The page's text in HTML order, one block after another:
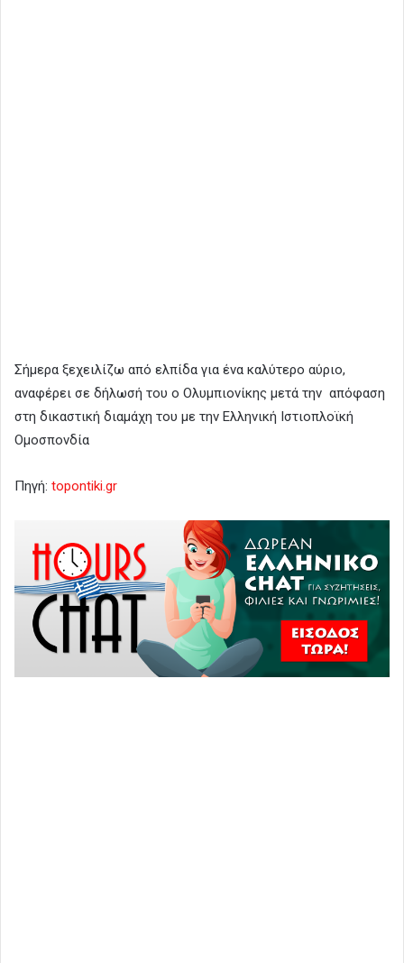
Σήμερα ξεχειλίζω από ελπίδα για ένα καλύτερο αύριο,
αναφέρει σε δήλωσή του ο Ολυμπιονίκης μετά την απόφαση
στη δικαστική διαμάχη του με την Ελληνική Ιστιοπλοϊκή
Ομοσπονδία
Πηγή: topontiki.gr